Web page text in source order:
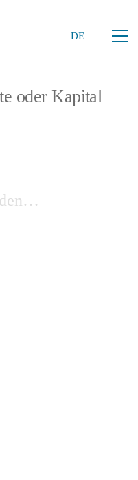
DE
oder Kapital